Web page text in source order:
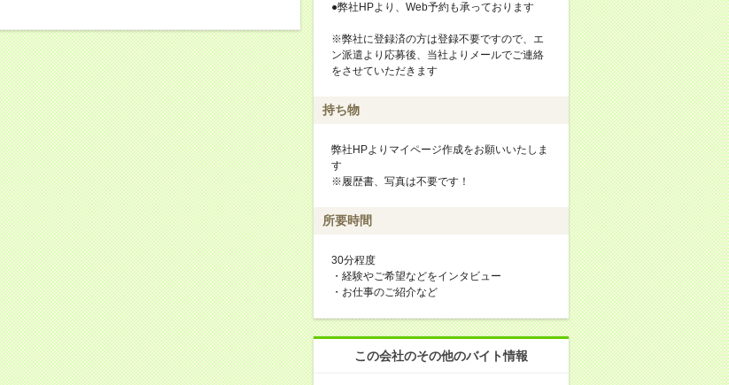
●弊社HPより、Web予約も承っております
※弊社に登録済の方は登録不要ですので、エ
ン派遣より応募後、当社よりメールでご連絡
をさせていただきます
持ち物
弊社HPよりマイページ作成をお願いいたしま
す
※履歴書、写真は不要です！
所要時間
30分程度
・経験やご希望などをインタビュー
・お仕事のご紹介など
この会社のその他のバイト情報